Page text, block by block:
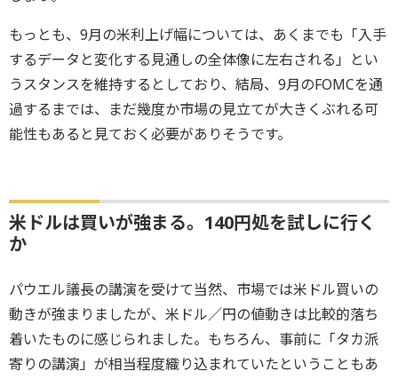
もっとも、9月の米利上げ幅については、あくまでも「入手
するデータと変化する見通しの全体像に左右される」とい
うスタンスを維持するとしており、結局、9月のFOMCを通
過するまでは、まだ幾度か市場の見立てが大きくぶれる可
能性もあると見ておく必要がありそうです。
米ドルは買いが強まる。140円処を試しに行く
か
パウエル議長の講演を受けて当然、市場では米ドル買いの
動きが強まりましたが、米ドル／円の値動きは比較的落ち
着いたものに感じられました。もちろん、事前に「タカ派
寄りの講演」が相当程度織り込まれていたということもあ